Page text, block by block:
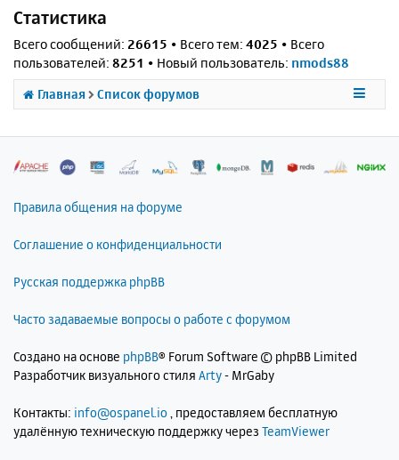
Статистика
Всего сообщений: 26615 • Всего тем: 4025 • Всего
пользователей: 8251 • Новый пользователь: nmods88
Главная Список форумов
Правила общения на форуме
Соглашение о конфиденциальности
Русская поддержка phpBB
Часто задаваемые вопросы о работе с форумом
Создано на основе phpBB® Forum Software © phpBB Limited
Разработчик визуального стиля Arty- MrGaby
Контакты: info@ospanel.io , предоставляем бесплатную
удалённую техническую поддержку через TeamViewer